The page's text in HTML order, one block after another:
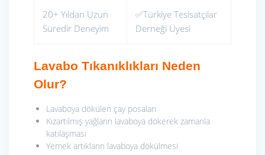
20+ Yıldan Uzun
Süredir Deneyim
✅Türkiye Tesisatçılar
Derneği Üyesi
Lavabo Tıkanıklıkları Neden
Olur?
Lavaboya dökülen çay posaları
Kızartılmış yağların lavaboya dökerek zamanla
katılaşması
Yemek artıkların lavaboya dökülmesi